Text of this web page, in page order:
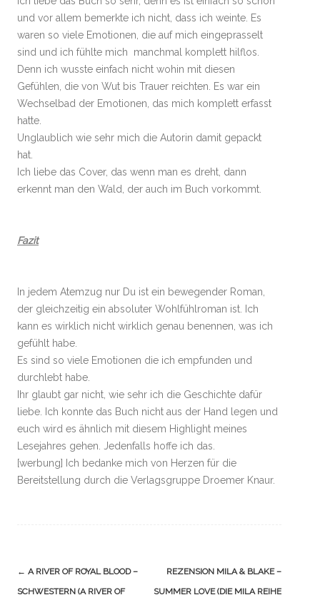
und vor allem bemerkte ich nicht, dass ich weinte. Es
waren so viele Emotionen, die auf mich eingeprasselt
sind und ich fühlte mich manchmal komplett hilflos.
Denn ich wusste einfach nicht wohin mit diesen
Gefühlen, die von Wut bis Trauer reichten. Es war ein
Wechselbad der Emotionen, das mich komplett erfasst
hatte.
Unglaublich wie sehr mich die Autorin damit gepackt
hat.
Ich liebe das Cover, das wenn man es dreht, dann
erkennt man den Wald, der auch im Buch vorkommt.
Fazit
In jedem Atemzug nur Du ist ein bewegender Roman,
der gleichzeitig ein absoluter Wohlfühlroman ist. Ich
kann es wirklich nicht wirklich genau benennen, was ich
gefühlt habe.
Es sind so viele Emotionen die ich empfunden und
durchlebt habe.
Ihr glaubt gar nicht, wie sehr ich die Geschichte dafür
liebe. Ich konnte das Buch nicht aus der Hand legen und
euch wird es ähnlich mit diesem Highlight meines
Lesejahres gehen. Jedenfalls hoffe ich das.
[werbung] Ich bedanke mich von Herzen für die
Bereitstellung durch die Verlagsgruppe Droemer Knaur.
Navigation
(Beiträge)
← A RIVER OF ROYAL BLOOD –
SCHWESTERN (A RIVER OF
REZENSION MILA & BLAKE –
SUMMER LOVE (DIE MILA REIHE